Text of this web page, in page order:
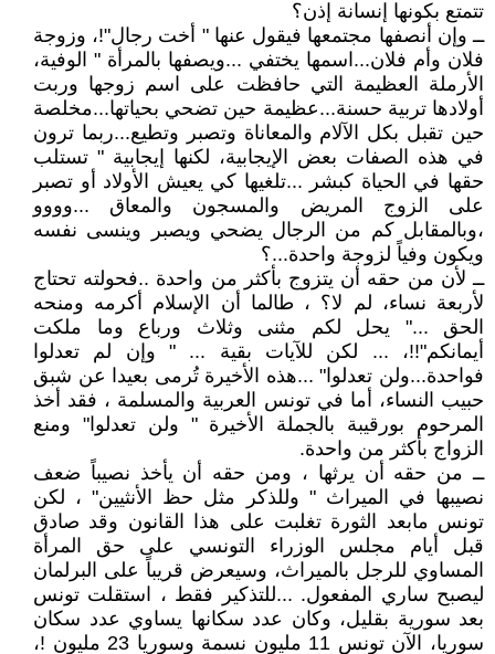
تتمتع بكونها إنسانة إذن؟
ــ وإن أنصفها مجتمعها فيقول عنها " أخت رجال"!، وزوجة
فلان وأم فلان...اسمها يختفي ...ويصفها بالمرأة " الوفية،
الأرملة العظيمة التي حافظت على اسم زوجها وربت
أولادها تربية حسنة...عظيمة حين تضحي بحياتها...مخلصة
حين تقبل بكل الآلام والمعاناة وتصبر وتطيع...ربما ترون
في هذه الصفات بعض الإيجابية، لكنها إيجابية " تستلب
حقها في الحياة كبشر ...تلغيها كي يعيش الأولاد أو تصبر
على الزوج المريض والمسجون والمعاق ...وووو
،وبالمقابل كم من الرجال يضحي ويصبر وينسى نفسه
ويكون وفياً لزوجة واحدة...؟
ــ لأن من حقه أن يتزوج بأكثر من واحدة ..فحولته تحتاج
لأربعة نساء، لم لا؟ ، طالما أن الإسلام أكرمه ومنحه
الحق ..." يحل لكم مثنى وثلاث ورباع وما ملكت
أيمانكم"!!، ... لكن للآيات بقية ... " وإن لم تعدلوا
فواحدة...ولن تعدلوا" ...هذه الأخيرة تُرمى بعيدا عن شبق
حبيب النساء، أما في تونس العربية والمسلمة ، فقد أخذ
المرحوم بورقيبة بالجملة الأخيرة " ولن تعدلوا" ومنع
الزواج بأكثر من واحدة.
ــ من حقه أن يرثها ، ومن حقه أن يأخذ نصيباً ضعف
نصيبها في الميراث " وللذكر مثل حظ الأنثيين" ، لكن
تونس مابعد الثورة تغلبت على هذا القانون وقد صادق
قبل أيام مجلس الوزراء التونسي على حق المرأة
المساوي للرجل بالميراث، وسيعرض قريباً على البرلمان
ليصبح ساري المفعول. ...للتذكير فقط ، استقلت تونس
بعد سورية بقليل، وكان عدد سكانها يساوي عدد سكان
سوريا، الآن تونس 11 مليون نسمة وسوريا 23 مليون !،